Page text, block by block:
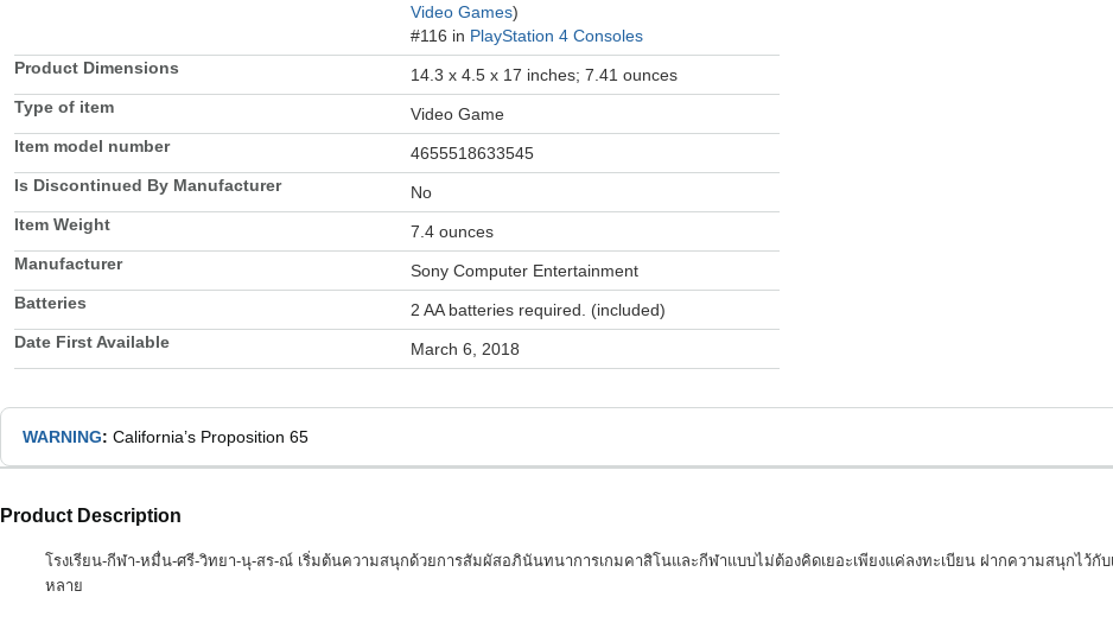
Video Games)
#116 in PlayStation 4 Consoles
Product Dimensions
14.3 x 4.5 x 17 inches; 7.41 ounces
Type of item
Video Game
Item model number
4655518633545
Is Discontinued By Manufacturer
No
Item Weight
7.4 ounces
Manufacturer
Sony Computer Entertainment
Batteries
2 AA batteries required. (included)
Date First Available
March 6, 2018
WARNING: California’s Proposition 65
Product Description
โรงเรียน-กีฬา-หมื่น-ศรี-วิทยา-นุ-สร-ณ์ เริ่มต้นความสนุกด้วยการสัมผัสอภินันทนาการเกมคาสิโนและกีฬาแบบไม่ต้องคิดเยอะเพียงแค่ลงทะเบียน ฝากความสนุกไว้กั
หลาย